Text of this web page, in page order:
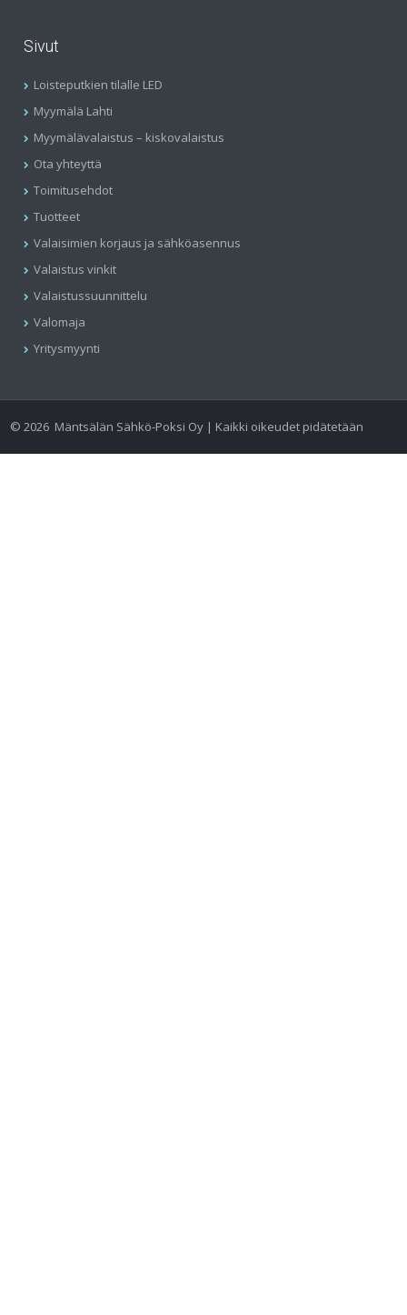
Sivut
Loisteputkien tilalle LED
Myymälä Lahti
Myymälävalaistus – kiskovalaistus
Ota yhteyttä
Toimitusehdot
Tuotteet
Valaisimien korjaus ja sähköasennus
Valaistus vinkit
Valaistussuunnittelu
Valomaja
Yritysmyynti
©2026 Mäntsälän Sähkö-Poksi Oy | Kaikki oikeudet pidätetään